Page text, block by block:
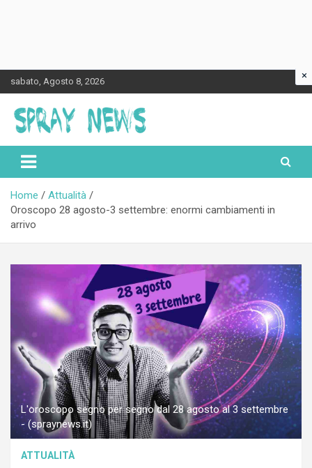
to
content
sabato, Agosto 8, 2026
Spraynews.it
Home
Attualità
Oroscopo 28 agosto-3 settembre: enormi cambiamenti in
arrivo
L'oroscopo segno per segno dal 28 agosto al 3 settembre
- (spraynews.it)
ATTUALITÀ
×